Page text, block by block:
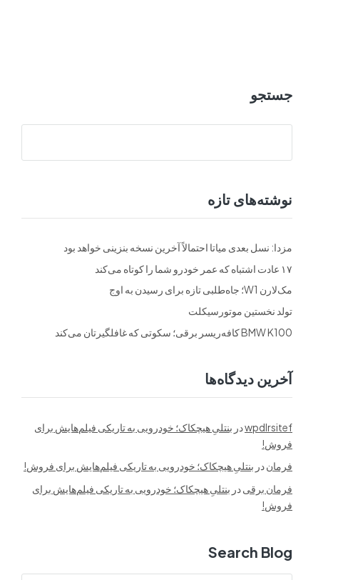
جستجو
نوشته‌های تازه
مزدا: نسل بعدی میاتا احتمالاً آخرین نسخه بنزینی خواهد بود
۱۷ عادت اشتباه که عمر خودرو شما را کوتاه می‌کند
مک‌لارن W1؛ جاه‌طلبی تازه برای رسیدن به اوج
تولد نخستین موتورسیکلت
BMW K100 کافه‌ریسر برقی؛ سکوتی که غافلگیرتان می‌کند
آخرین دیدگاه‌ها
wpdlrsitefدر بنتلیِ هیچکاک؛ خودرویی به تاریکی فیلم‌هایش برای
فروش!
فرماندر بنتلیِ هیچکاک؛ خودرویی به تاریکی فیلم‌هایش برای فروش!
فرمان برقیدر بنتلیِ هیچکاک؛ خودرویی به تاریکی فیلم‌هایش برای
فروش!
Search Blog